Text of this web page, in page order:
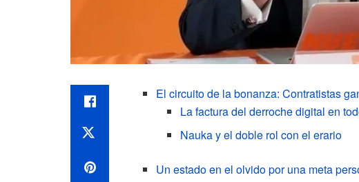
El circuito de la bonanza: Contratistas
La factura del derroche digital en
Nauka y el doble rol con el erario
Un estado en el olvido por una meta